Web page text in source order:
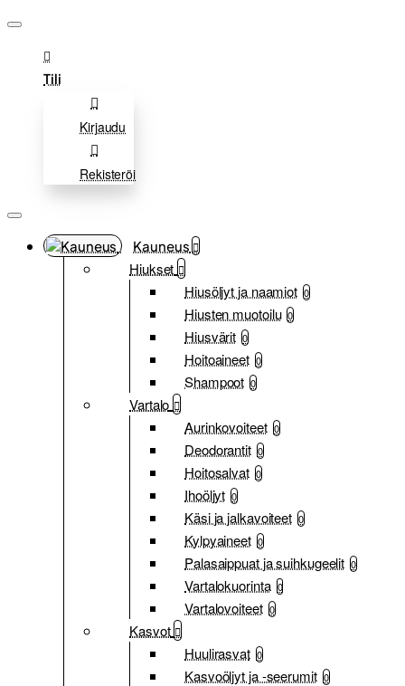
Tili
Kirjaudu
Rekisteröi
Kauneus
Hiukset
Hiusöljyt ja naamiot 0
Hiusten muotoilu 0
Hiusvärit 0
Hoitoaineet 0
Shampoot 0
Vartalo
Aurinkovoiteet 0
Deodorantit 0
Hoitosalvat 0
Ihoöljyt 0
Käsi ja jalkavoiteet 0
Kylpyaineet 0
Palasaippuat ja suihkugeelit 0
Vartalokuorinta 0
Vartalovoiteet 0
Kasvot
Huulirasvat 0
Kasvoöljyt ja -seerumit 0